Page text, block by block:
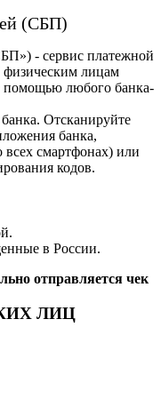
(СБП)
- сервис платежной
лицам
помощью любого банка-
Отсканируйте
банка,
всех смартфонах) или
кодов.
в России.
отправляется чек
ЛИЦ